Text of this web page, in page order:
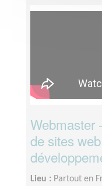
Webmaster
de sites
Lieu : Partout en